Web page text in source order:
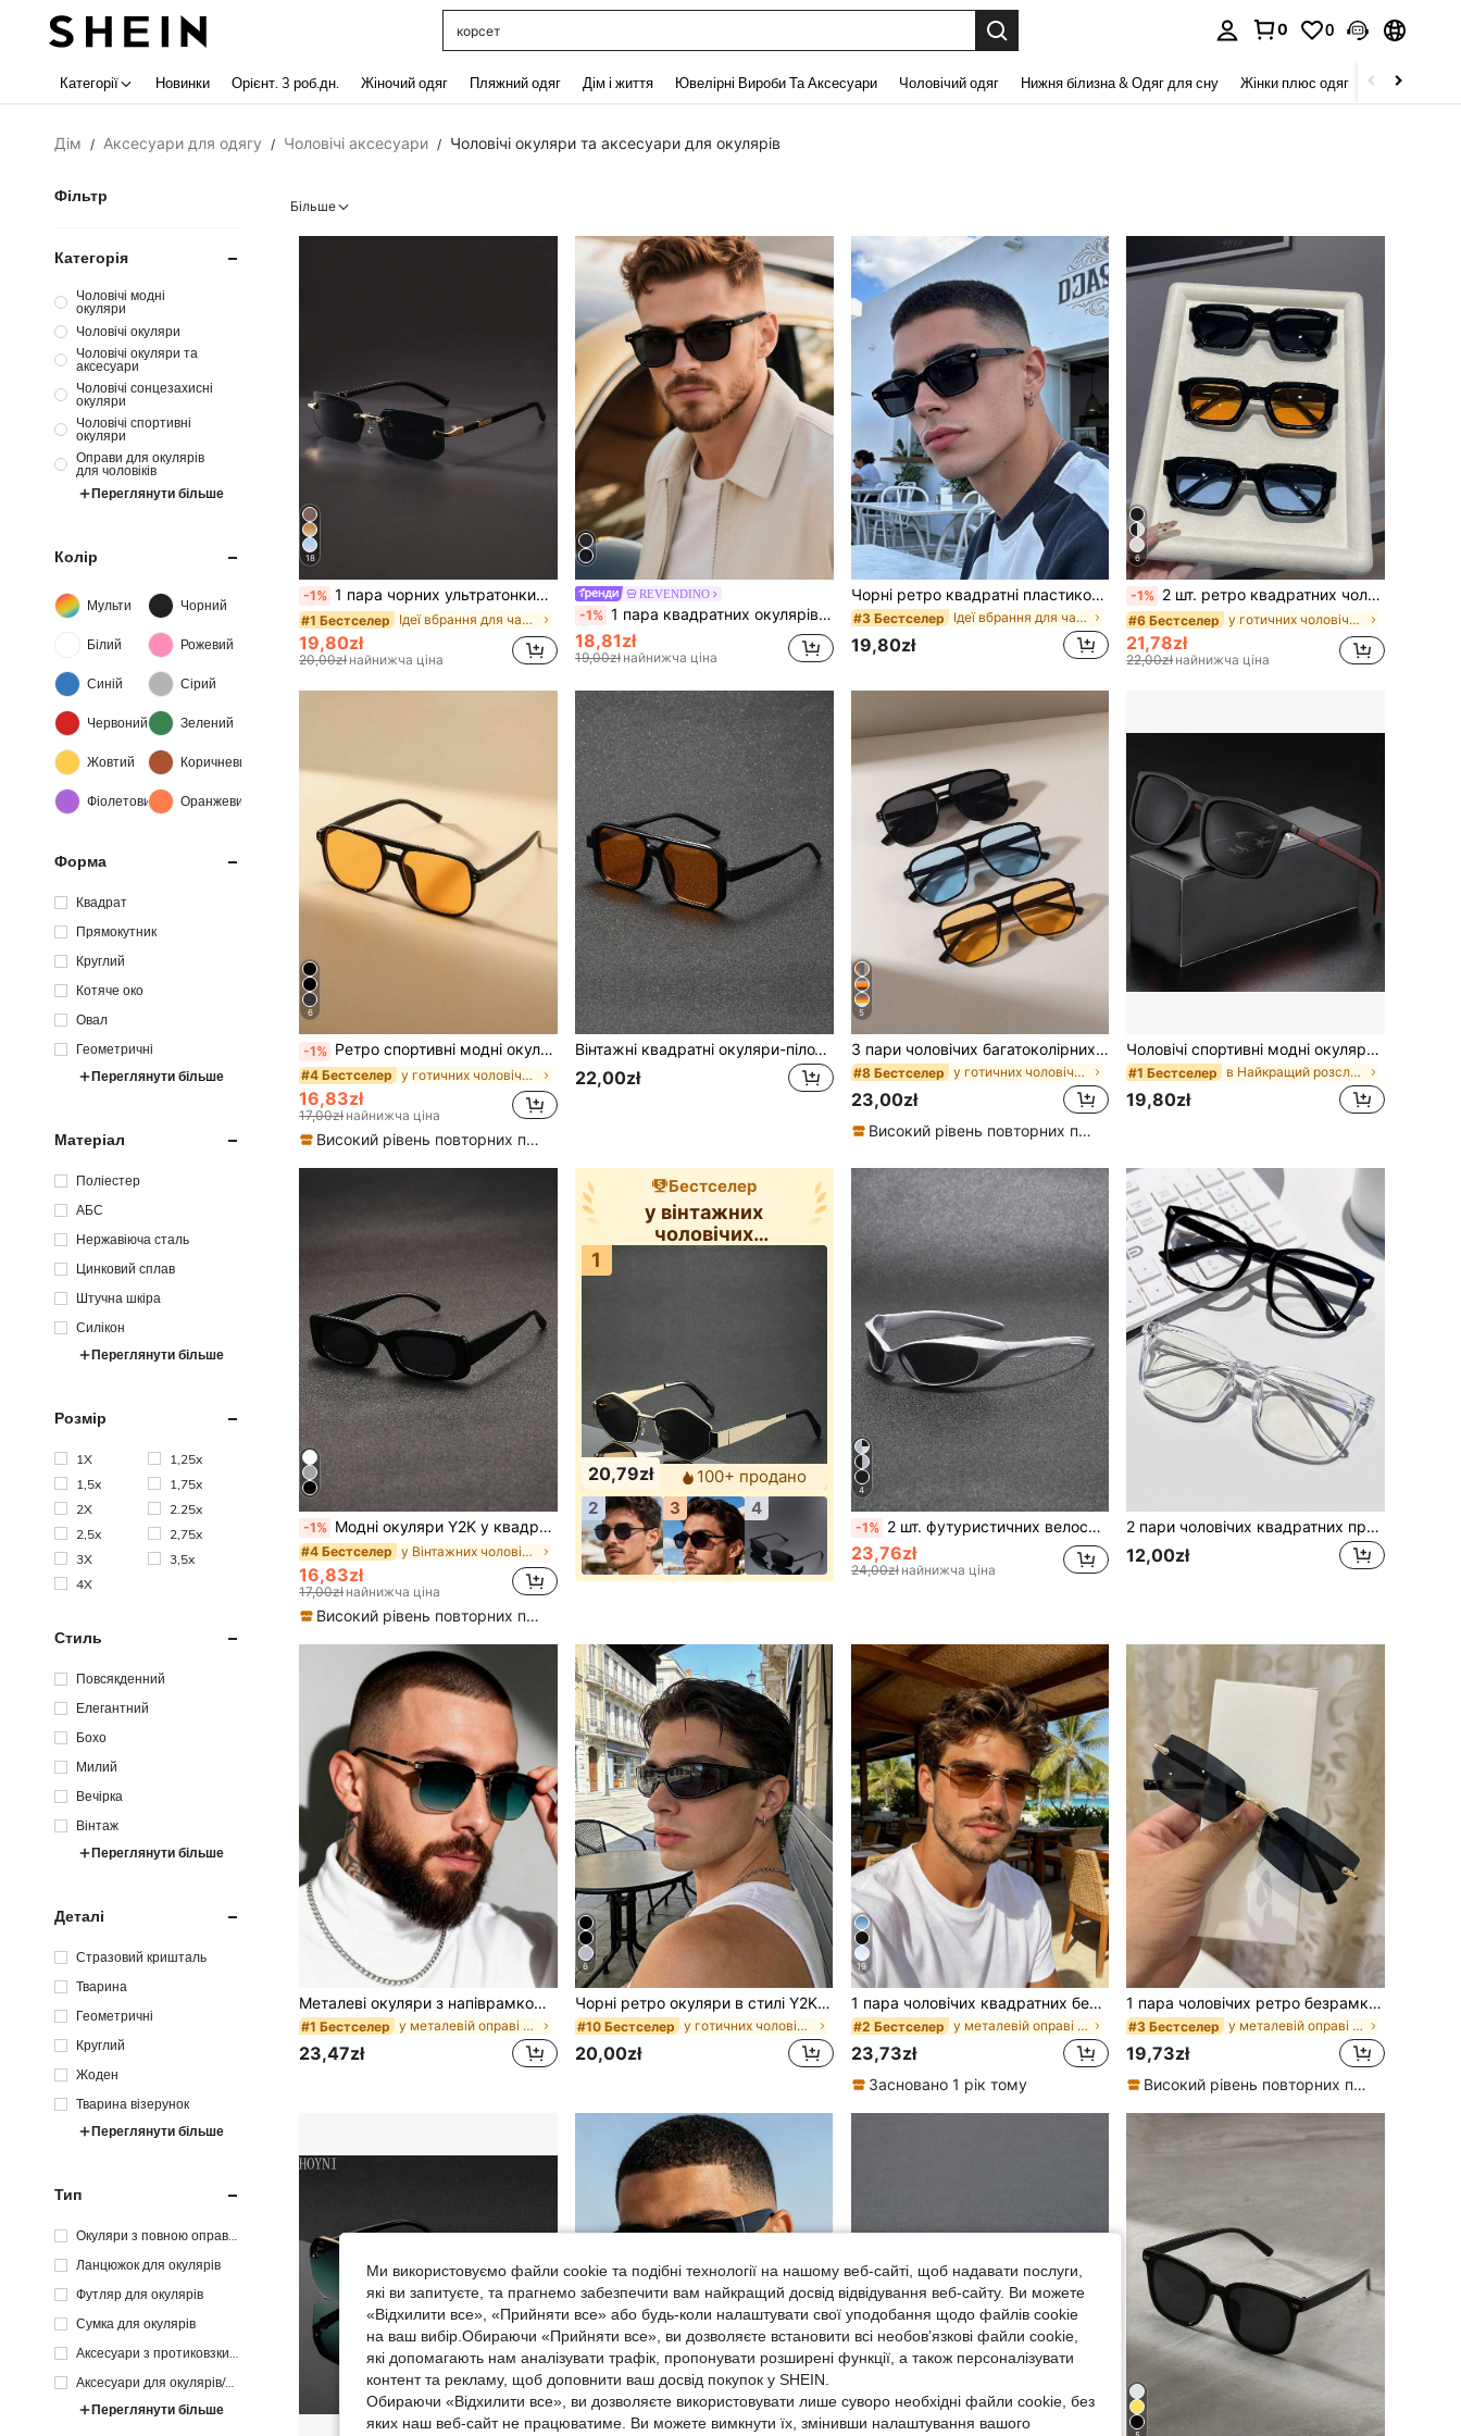
корсет
0 0
Категорії Новинки Орiєнт. 3 роб.дн. Жіночий одяг Пляжний одяг Дім і життя Ювелірні Вироби Та Аксесуари Чоловічий одяг Нижня білизна & Одяг для сну Жінки плюс одяг Краса та
Дім / Аксесуари для одягу / Чоловічі аксесуари / Чоловічі окуляри та аксесуари для окулярів
Фільтр
Категорія
Чоловічі модні
окуляри
Чоловічі окуляри
Чоловічі окуляри та
аксесуари
Чоловічі сонцезахисні
окуляри
Чоловічі спортивні
окуляри
Оправи для окулярів
для чоловіків
Переглянути більше
Колір
Мульти Чорний
Білий Рожевий
Синій Сірий
Червоний Зелений
Жовтий Коричневий
Фіолетовий Оранжевий
Форма
Квадрат
Прямокутник
Круглий
Котяче око
Овал
Геометричні
Переглянути більше
Матеріал
Поліестер
АБС
Нержавіюча сталь
Цинковий сплав
Штучна шкіра
Силікон
Переглянути більше
Розмір
1X
1,25x
1,5x
1,75x
2X
2.25x
2,5x
2,75x
3X
3,5x
4X
Стиль
Повсякденний
Елегантний
Бохо
Милий
Вечірка
Вінтаж
Переглянути більше
Деталі
Стразовий кришталь
Тварина
Геометричні
Круглий
Жоден
Тварина візерунок
Переглянути більше
Тип
Окуляри з повною оправо
Ланцюжок для окулярів
Футляр для окулярів
Сумка для окулярів
Аксесуари з протиковзким
Аксесуари для окулярів/Ак
сесуари для ланцюжків дл
я окулярів
Переглянути більше
Більше
18
-1% 1 пара чорних ультратонких окулярів без оправи у стилі Y2K, підходять для літнього пляжу, водіння та інших випадків, ідеальний аксесуар для пляжного кежуал, вуличного стилю, чудовий вибір для поєднання зі светрами, куртками, худі для активного відпочинку на відкритому повітрі та подорожей
#1 Бестселер Ідеї вбрання для чаювання Чоловічі окуляри
19,80zł
20,00złнайнижча ціна
REVENDINO
-1% 1 пара квадратних окулярів унісекс, прикрашених заклепками, підходить для сімейних прогулянок, подорожей, відпустки, спорту, водіння, пляжу, музичних фестивалів, повсякденного одягу, літніх аксесуарів, свят, елегантного стилю, вуличної моди, спорту, вечірок, активного відпочинку, вуличного стилю, риболовлі, шкільного стилю
18,81zł
19,00zł найнижча ціна
Чорні ретро квадратні пластикові модні сонцезахисні окуляри для чоловіків і жінок, класичні декоративні для вулиці, подорожей, пляжу, відпустки, повсякденного носіння, літнього захисту від сонця, затінення, водіння, анти-УФ окуляри
#3 Бестселер Ідеї вбрання для чаювання Чоловічі окуляри
19,80zł
6
-1% 2 шт. ретро квадратних чоловічих модних окулярів, маленька оправа, для вулиці, щоденного носіння, фото, велоспорту, пляжу, відпустки, подарунка, вечірки, Різдва, естетика Y2K
#6 Бестселер у готичних чоловічих окулярах та аксесуарах для ок
21,78zł
22,00złнайнижча ціна
6
-1% Ретро спортивні модні окуляри Y2K, вуличний стиль, сонцезахисні окуляри для водіння, подорожей та пляжу, для відпочинку на відкритому повітрі та повсякденних образів
#4 Бестселер у готичних чоловічих окулярах та аксесуарах для ок
16,83zł
17,00złнайнижча ціна
Високий рівень повторних покупців
Вінтажні квадратні окуляри-пілоти в пластиковій оправі, унісекс
22,00zł
5
3 пари чоловічих багатоколірних ретро модних окулярів, класичні літні вуличні сонцезахисні окуляри для пляжу, відпочинку та подорожей на відкритому повітрі
#8 Бестселер у готичних чоловічих окулярах та аксесуарах для ок
23,00zł
Високий рівень повторних покупців
Чоловічі спортивні модні окуляри, зручні легкі квадратні оправи повсякденні окуляри, ідеальний вибір для подарунка
#1 Бестселер в Найкращий розслаблений розкішний стиль Чоловічі
19,80zł
-1% Модні окуляри Y2K у квадратній оправі для чоловіків, повсякденні окуляри для вечірок, пляжного відпочинку, подорожей на відкритому повітрі та шкільного образу
#4 Бестселер у Вінтажних чоловічих окулярах та аксесуарах для о
16,83zł
17,00złнайнижча ціна
Високий рівень повторних покупців
Бестселер
у вінтажних
чоловічих
1
20,79zł
100+ продано
2
3 4
4
-1% 2 шт. футуристичних велосипедних окулярів Y2K, унісекс панк хіп-хоп спортивні окуляри для водіння, щоденних прогулянок і походів
23,76zł
24,00zł найнижча ціна
2 пари чоловічих квадратних прозорих окулярів чорного кольору з декором у вигляді заклепок, підходять для школи, аксесуари для чоловічих окулярів
12,00zł
Металеві окуляри з напіврамкою на брові, ретро-панк вуличний стиль, для фото, подорожей, вечірок, щоденного носіння, риболовлі, катання на лижах, подарунок
#1 Бестселер у металевій оправі чоловічі окуляри та аксесуари д
23,47zł
6
Чорні ретро окуляри в стилі Y2K з маленькою оправою з хрестом, модні окуляри, пластикові вуличні модні щоденні декоративні окуляри, підходять для чоловіків та жінок
#10 Бестселер у готичних чоловічих окулярах та аксесуарах для ок
20,00zł
19
1 пара чоловічих квадратних безрамних коричневих окулярів у ретро-стилі з плоским верхом, підходять для відпочинку на свіжому повітрі, походів, пляжних вечірок та інших літніх пляжних канікул, активного відпочинку на свіжому повітрі та подорожей
#2 Бестселер у металевій оправі чоловічі окуляри та аксесуари д
23,73zł
Засновано 1 рік тому
1 пара чоловічих ретро безрамкових квадратних чорних модних окулярів у стилі Y2K для щоденного носіння та стритстайлу
#3 Бестселер у металевій оправі чоловічі окуляри та аксесуари д
19,73zł
Високий рівень повторних покупців
Ми використовуємо файли cookie та подібні технології на нашому веб-сайті, щоб надавати послуги,
які ви запитуєте, та прагнемо забезпечити вам найкращий досвід відвідування веб-сайту. Ви можете
«Відхилити все», «Прийняти все» або будь-коли налаштувати свої уподобання щодо файлів cookie
на ваш вибір.Обираючи «Прийняти все», ви дозволяєте встановити всі необов’язкові файли cookie,
які допомагають нам аналізувати трафік, пропонувати розширені функції, а також персоналізувати
контент та рекламу, щоб доповнити ваш досвід покупок у SHEIN.
Обираючи «Відхилити все», ви дозволяєте використовувати лише суворо необхідні файли cookie, без
яких наш веб-сайт не працюватиме. Ви можете вимкнути їх, змінивши налаштування вашого